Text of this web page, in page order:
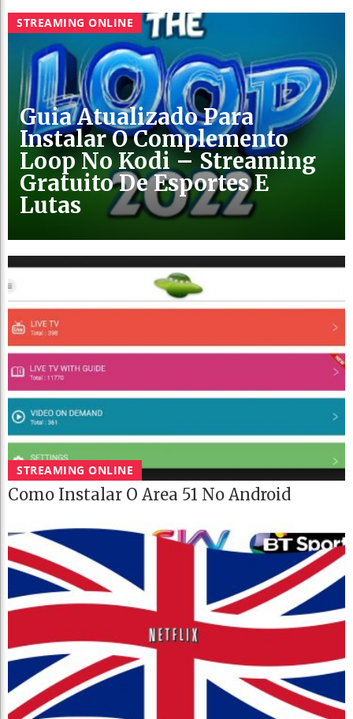
STREAMING ONLINE
Guia Atualizado Para
Instalar O Complemento
Loop No Kodi – Streaming
Gratuito De Esportes E
Lutas
STREAMING ONLINE
Como Instalar O Area 51 No Android